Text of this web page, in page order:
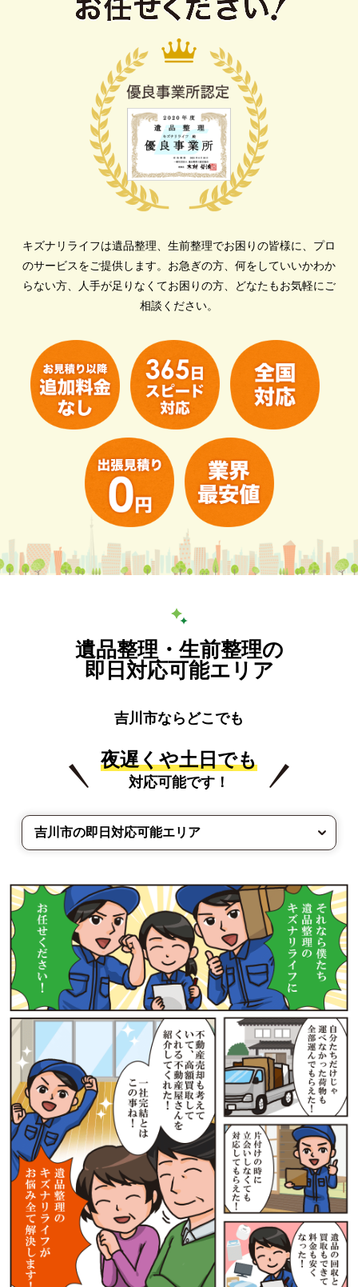
キズナリライフは遺品整理、生前整理でお困りの皆様に、プロ
のサービスをご提供します。 お急ぎの方、何をしていいかわか
らない方、人手が足りなくてお困りの方、どなたもお気軽にご
相談ください。
遺品整理・生前整理の
即日対応可能エリア
吉川市ならどこでも
夜遅くや土日でも
対応可能です！
吉川市の即日対応可能エリア